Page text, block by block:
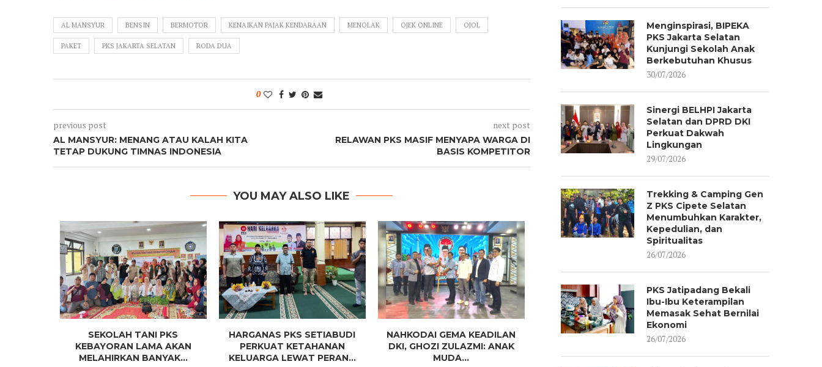
AL MANSYUR BENSIN BERMOTOR KENAIKAN PAJAK KENDARAAN MENOLAK OJEK ONLINE OJOL
PAKET PKS JAKARTA SELATAN RODA DUA
0
previous post
AL MANSYUR: MENANG ATAU KALAH KITA
TETAP DUKUNG TIMNAS INDONESIA
next post
RELAWAN PKS MASIF MENYAPA WARGA DI
BASIS KOMPETITOR
YOU MAY ALSO LIKE
SEKOLAH TANI PKS
KEBAYORAN LAMA AKAN
MELAHIRKAN BANYAK...
HARGANAS PKS SETIABUDI
PERKUAT KETAHANAN
KELUARGA LEWAT PERAN...
NAHKODAI GEMA KEADILAN
DKI, GHOZI ZULAZMI: ANAK
MUDA...
HNW AJAK ORMAS KAWAL
ARAH DEMOKRASI JAKARTA
PASCA-PERUBAHAN...
YANG...
Menginspirasi, BIPEKA
PKS Jakarta Selatan
Kunjungi Sekolah Anak
Berkebutuhan Khusus
30/07/2026
Sinergi BELHPI Jakarta
Selatan dan DPRD DKI
Perkuat Dakwah
Lingkungan
29/07/2026
Trekking & Camping Gen
Z PKS Cipete Selatan
Menumbuhkan Karakter,
Kepedulian, dan
Spiritualitas
26/07/2026
PKS Jatipadang Bekali
Ibu-Ibu Keterampilan
Memasak Sehat Bernilai
Ekonomi
26/07/2026